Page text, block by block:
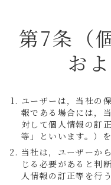
第7条（
お
ユーザーは，当社の
報である場合には，
対して個人情報の訂
等」といいます。）
当社は，ユーザーか
じる必要があると判
人情報の訂正等を行